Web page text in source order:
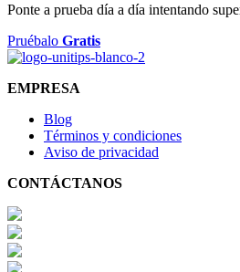
Ponte a prueba día a día intentando
Pruébalo Gratis
EMPRESA
Blog
Términos y condiciones
Aviso de privacidad
CONTÁCTANOS